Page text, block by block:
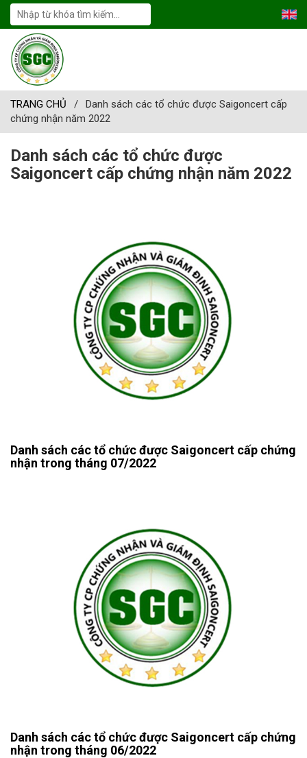
TRANG CHỦ /
Danh sách các tổ chức được Saigoncert cấp
chứng nhận năm 2022
Danh sách các tổ chức được
Saigoncert cấp chứng nhận năm 2022
Danh sách các tổ chức được Saigoncert cấp chứng
nhận trong tháng 07/2022
Danh sách các tổ chức được Saigoncert cấp chứng
nhận trong tháng 06/2022